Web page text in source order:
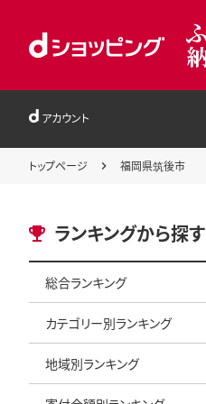
アカウント
トップページ 福岡県筑後市
ランキングから探す
総合ランキング
カテゴリー別ランキング
地域別ランキング